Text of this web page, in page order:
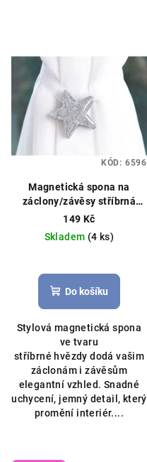
Magnetická spona na
záclony/závěsy stříbrná
Vzor hvězda, různé
barvy
149 Kč
Skladem (4 ks)
Do košíku
Stylová magnetická spona
ve tvaru
stříbrné hvězdy dodá vašim
záclonám i závěsům
elegantní vzhled. Snadné
uchycení, jemný detail, který
promění interiér....
KÓD: 6596